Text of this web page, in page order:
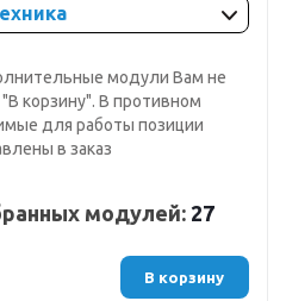
модули Вам не
корзину". В противном
для работы позиции
в заказ
модулей: 27
В корзину